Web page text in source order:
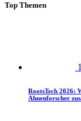
Top Themen
1
RootsTech 2026:
Ahnenforscher